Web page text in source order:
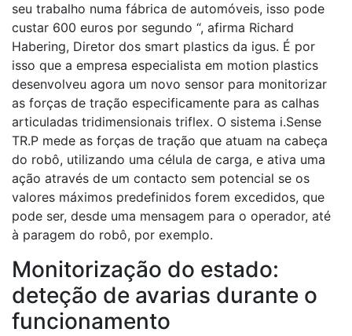
seu trabalho numa fábrica de automóveis, isso pode
custar 600 euros por segundo “, afirma Richard
Habering, Diretor dos smart plastics da igus. É por
isso que a empresa especialista em motion plastics
desenvolveu agora um novo sensor para monitorizar
as forças de tração especificamente para as calhas
articuladas tridimensionais triflex. O sistema i.Sense
TR.P mede as forças de tração que atuam na cabeça
do robô, utilizando uma célula de carga, e ativa uma
ação através de um contacto sem potencial se os
valores máximos predefinidos forem excedidos, que
pode ser, desde uma mensagem para o operador, até
à paragem do robô, por exemplo.
Monitorização do estado:
deteção de avarias durante o
funcionamento